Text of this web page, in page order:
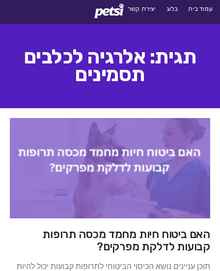
עמוד בית בלוג יצירת קשר
תגית: אלרגיה לכלבים
תסמינים
האם ביטוח חיות מחמד מכסה תרופות
קבועות לדלקת מפרקים?
תוכן עניינים נושא הכיסוי הביטוחי לתרופות קבועות יכול להיות